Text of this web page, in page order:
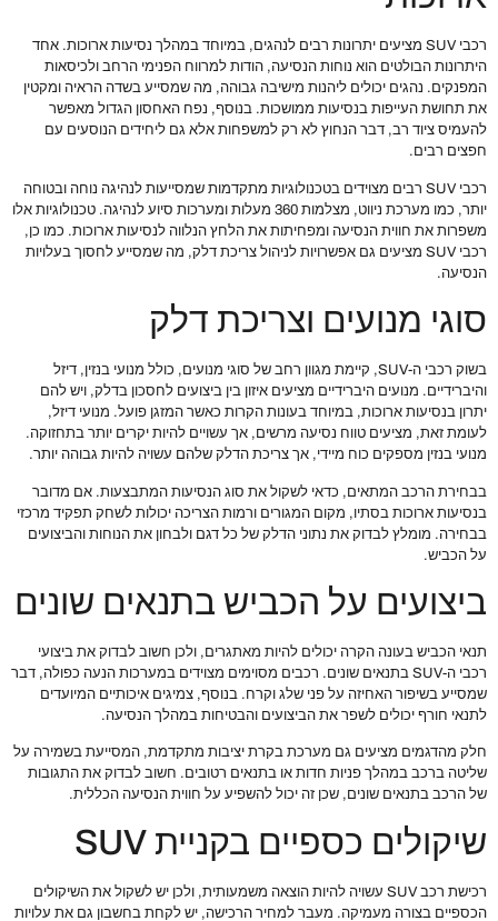
רכבי SUV מציעים יתרונות רבים לנהגים, במיוחד במהלך נסיעות ארוכות. אחד
היתרונות הבולטים הוא נוחות הנסיעה, הודות למרווח הפנימי הרחב ולכיסאות
המפנקים. נהגים יכולים ליהנות מישיבה גבוהה, מה שמסייע בשדה הראיה ומקטין
את תחושת העייפות בנסיעות ממושכות. בנוסף, נפח האחסון הגדול מאפשר
להעמיס ציוד רב, דבר הנחוץ לא רק למשפחות אלא גם ליחידים הנוסעים עם
חפצים רבים.
רכבי SUV רבים מצוידים בטכנולוגיות מתקדמות שמסייעות לנהיגה נוחה ובטוחה
יותר, כמו מערכת ניווט, מצלמות 360 מעלות ומערכות סיוע לנהיגה. טכנולוגיות אלו
משפרות את חווית הנסיעה ומפחיתות את הלחץ הנלווה לנסיעות ארוכות. כמו כן,
רכבי SUV מציעים גם אפשרויות לניהול צריכת דלק, מה שמסייע לחסוך בעלויות
הנסיעה.
סוגי מנועים וצריכת דלק
בשוק רכבי ה-SUV, קיימת מגוון רחב של סוגי מנועים, כולל מנועי בנזין, דיזל
והיברידיים. מנועים היברידיים מציעים איזון בין ביצועים לחסכון בדלק, ויש להם
יתרון בנסיעות ארוכות, במיוחד בעונות הקרות כאשר המזגן פועל. מנועי דיזל,
לעומת זאת, מציעים טווח נסיעה מרשים, אך עשויים להיות יקרים יותר בתחזוקה.
מנועי בנזין מספקים כוח מיידי, אך צריכת הדלק שלהם עשויה להיות גבוהה יותר.
בבחירת הרכב המתאים, כדאי לשקול את סוג הנסיעות המתבצעות. אם מדובר
בנסיעות ארוכות בסתיו, מקום המגורים ורמות הצריכה יכולות לשחק תפקיד מרכזי
בבחירה. מומלץ לבדוק את נתוני הדלק של כל דגם ולבחון את הנוחות והביצועים
על הכביש.
ביצועים על הכביש בתנאים שונים
תנאי הכביש בעונה הקרה יכולים להיות מאתגרים, ולכן חשוב לבדוק את ביצועי
רכבי ה-SUV בתנאים שונים. רכבים מסוימים מצוידים במערכות הנעה כפולה, דבר
שמסייע בשיפור האחיזה על פני שלג וקרח. בנוסף, צמיגים איכותיים המיועדים
לתנאי חורף יכולים לשפר את הביצועים והבטיחות במהלך הנסיעה.
חלק מהדגמים מציעים גם מערכת בקרת יציבות מתקדמת, המסייעת בשמירה על
שליטה ברכב במהלך פניות חדות או בתנאים רטובים. חשוב לבדוק את התגובות
של הרכב בתנאים שונים, שכן זה יכול להשפיע על חווית הנסיעה הכללית.
שיקולים כספיים בקניית SUV
רכישת רכב SUV עשויה להיות הוצאה משמעותית, ולכן יש לשקול את השיקולים
הכספיים בצורה מעמיקה. מעבר למחיר הרכישה, יש לקחת בחשבון גם את עלויות